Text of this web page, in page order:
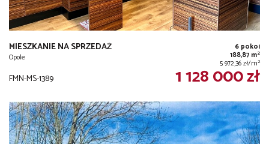
MIESZKANIE NA SPRZEDAŻ
Opole
6 pokoi
188,87 m2
5 972,36 zł/m2
FMN-MS-1389 1 128 000 zł